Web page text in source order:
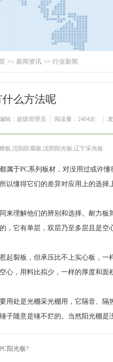
>> 新闻资讯 >> 行业新闻
么方法呢
辑：超级管理员 阅读量： 2404次
板,沈阳防腐板,沈阳阳光板,辽宁采光板
属于PC系列板材，对没用过或许
以懂得它们的差异对应用上的选择
来理解他们的辨别和选择。耐力板
，它有单层，双层乃至多层且是空
起裂板，但承压比不上实心板，
心，用料比拟少，一样的厚度和面
用处是光棚采光棚用，它隔音、
子随意是锤不烂的。当然阳光棚是
阳光板?